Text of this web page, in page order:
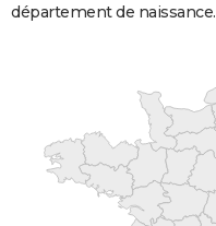
département de naissance.